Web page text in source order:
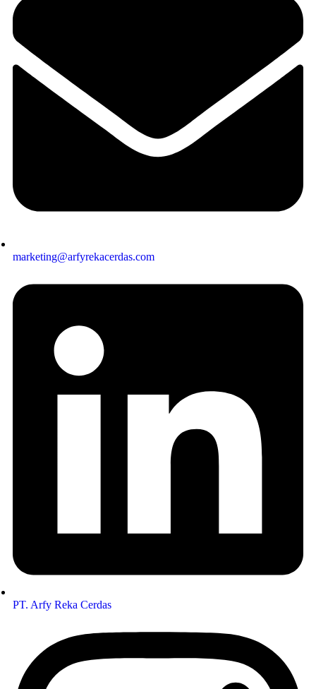
marketing@arfyrekacerdas.com
PT. Arfy Reka Cerdas